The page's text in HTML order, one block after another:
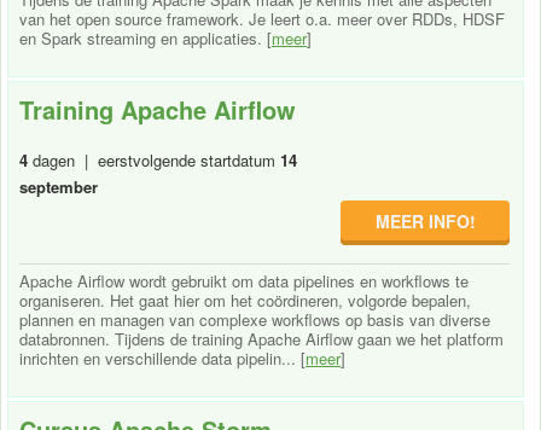
van het open source framework. Je leert o.a. meer over RDDs, HDSF
en Spark streaming en applicaties. [meer]
Training Apache Airflow
4 dagen | eerstvolgende startdatum 14
september
MEER INFO!
Apache Airflow wordt gebruikt om data pipelines en workflows te
organiseren. Het gaat hier om het coördineren, volgorde bepalen,
plannen en managen van complexe workflows op basis van diverse
databronnen. Tijdens de training Apache Airflow gaan we het platform
inrichten en verschillende data pipelin... [meer]